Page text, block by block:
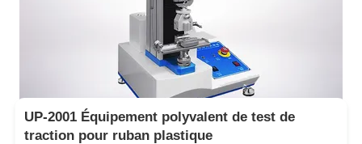
UP-2001 Équipement polyvalent de test de
traction pour ruban plastique